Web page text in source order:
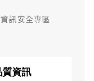
資訊安全專區